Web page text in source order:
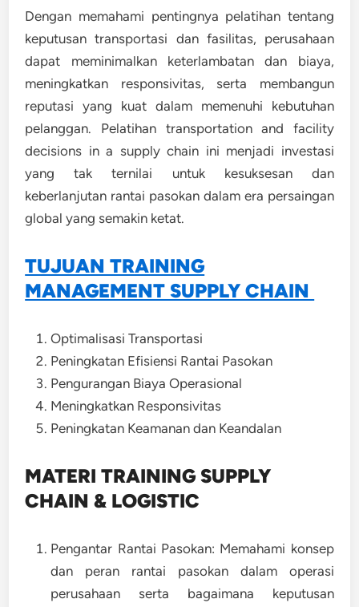
Dengan memahami pentingnya pelatihan tentang
keputusan transportasi dan fasilitas, perusahaan
dapat meminimalkan keterlambatan dan biaya,
meningkatkan responsivitas, serta membangun
reputasi yang kuat dalam memenuhi kebutuhan
pelanggan. Pelatihan transportation and facility
decisions in a supply chain ini menjadi investasi
yang tak ternilai untuk kesuksesan dan
keberlanjutan rantai pasokan dalam era persaingan
global yang semakin ketat.
TUJUAN TRAINING
MANAGEMENT SUPPLY CHAIN
Optimalisasi Transportasi
Peningkatan Efisiensi Rantai Pasokan
Pengurangan Biaya Operasional
Meningkatkan Responsivitas
Peningkatan Keamanan dan Keandalan
MATERI TRAINING SUPPLY
CHAIN & LOGISTIC
Pengantar Rantai Pasokan: Memahami konsep
dan peran rantai pasokan dalam operasi
perusahaan serta bagaimana keputusan